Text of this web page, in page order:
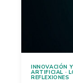
INNOVACIÓN
ARTIFICIAL ·
REFLEXIONES